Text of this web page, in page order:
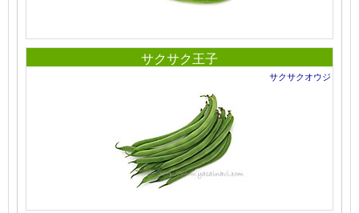
サクサク王子
サクサクオウジ